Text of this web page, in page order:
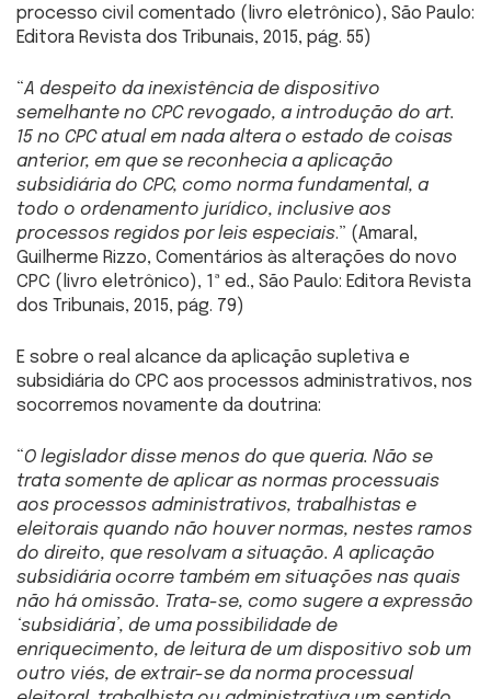
processo civil comentado (livro eletrônico), São Paulo:
Editora Revista dos Tribunais, 2015, pág. 55)
“A despeito da inexistência de dispositivo
semelhante no CPC revogado, a introdução do art.
15 no CPC atual em nada altera o estado de coisas
anterior, em que se reconhecia a aplicação
subsidiária do CPC, como norma fundamental, a
todo o ordenamento jurídico, inclusive aos
processos regidos por leis especiais.” (Amaral,
Guilherme Rizzo, Comentários às alterações do novo
CPC (livro eletrônico), 1ª ed., São Paulo: Editora Revista
dos Tribunais, 2015, pág. 79)
E sobre o real alcance da aplicação supletiva e
subsidiária do CPC aos processos administrativos, nos
socorremos novamente da doutrina:
“O legislador disse menos do que queria. Não se
trata somente de aplicar as normas processuais
aos processos administrativos, trabalhistas e
eleitorais quando não houver normas, nestes ramos
do direito, que resolvam a situação. A aplicação
subsidiária ocorre também em situações nas quais
não há omissão. Trata-se, como sugere a expressão
‘subsidiária’, de uma possibilidade de
enriquecimento, de leitura de um dispositivo sob um
outro viés, de extrair-se da norma processual